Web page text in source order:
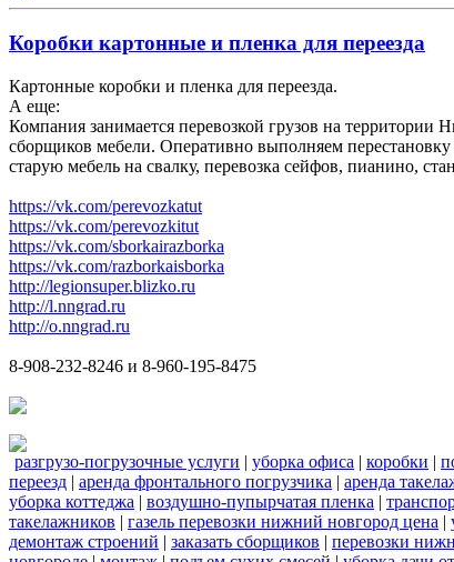
Коробки картонные и пленка для переезда
Картонные коробки и пленка для переезда.
А еще:
Компания занимается перевозкой грузов на
сборщиков мебели. Оперативно выполняем
старую мебель на свалку, перевозка сейфов, пианино,
https://vk.com/perevozkatut
https://vk.com/perevozkitut
https://vk.com/sborkairazborka
https://vk.com/razborkaisborka
http://legionsuper.blizko.ru
http://l.nngrad.ru
http://o.nngrad.ru
8-908-232-8246 и 8-960-195-8475
разгрузо-погрузочные услуги | уборка офиса | коробки |
переезд | аренда фронтального погрузчика | аренда
уборка коттеджа | воздушно-пупырчатая пленка |
такелажников | газель перевозки нижний новгород цена |
демонтаж строений | заказать сборщиков | перевозки